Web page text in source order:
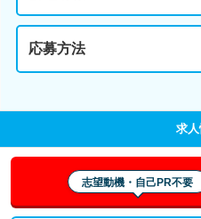
応募方法
求
志望動機・自己PR不要